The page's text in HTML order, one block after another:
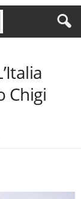
Chigi